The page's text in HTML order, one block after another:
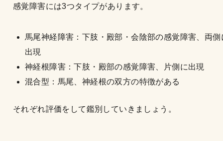
感覚障害には3つタイプがあります。
馬尾神経障害：下肢・殿部・会陰部の感覚障害、両側
出現
神経根障害：下肢・殿部の感覚障害、片側に出現
混合型：馬尾、神経根の双方の特徴がある
それぞれ評価をして鑑別していきましょう。